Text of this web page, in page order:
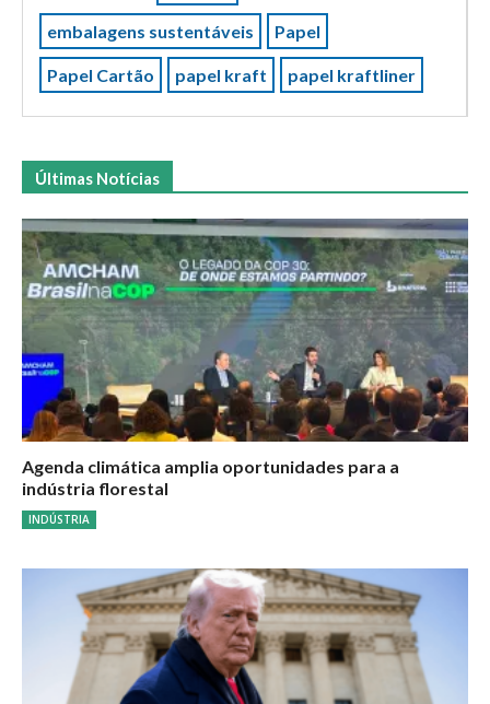
embalagens sustentáveis Papel
Papel Cartão papel kraft papel kraftliner
Últimas Notícias
Agenda climática amplia oportunidades para a
indústria florestal
INDÚSTRIA